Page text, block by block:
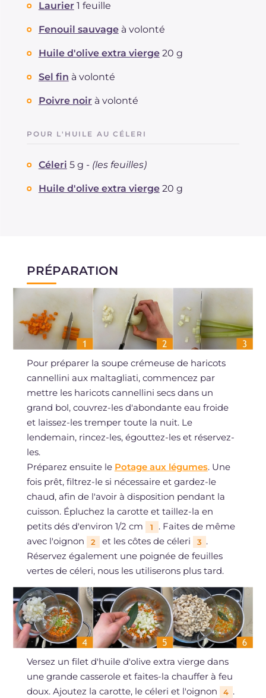
Laurier 1 feuille
Fenouil sauvage à volonté
Huile d'olive extra vierge 20 g
Sel fin à volonté
Poivre noir à volonté
POUR L'HUILE AU CÉLERI
Céleri 5 g - (les feuilles)
Huile d'olive extra vierge 20 g
PRÉPARATION
Pour préparer la soupe crémeuse de haricots
cannellini aux maltagliati, commencez par
mettre les haricots cannellini secs dans un
grand bol, couvrez-les d'abondante eau froide
et laissez-les tremper toute la nuit. Le
lendemain, rincez-les, égouttez-les et réservez-
les.
Préparez ensuite le Potage aux légumes. Une
fois prêt, filtrez-le si nécessaire et gardez-le
chaud, afin de l'avoir à disposition pendant la
cuisson. Épluchez la carotte et taillez-la en
petits dés d'environ 1/2 cm
1
. Faites de même
avec l'oignon
2 et les côtes de céleri 3 .
Réservez également une poignée de feuilles
vertes de céleri, nous les utiliserons plus tard.
Versez un filet d'huile d'olive extra vierge dans
une grande casserole et faites-la chauffer à feu
doux. Ajoutez la carotte, le céleri et l'oignon
4 .